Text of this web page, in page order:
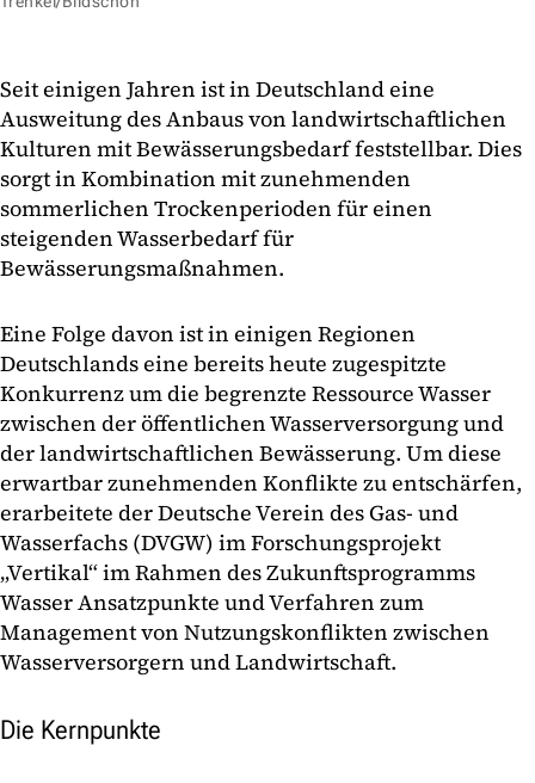
Seit einigen Jahren ist in Deutschland eine
Ausweitung des Anbaus von landwirtschaftlichen
Kulturen mit Bewässerungsbedarf feststellbar. Dies
sorgt in Kombination mit zunehmenden
sommerlichen Trockenperioden für einen
steigenden Wasserbedarf für
Bewässerungsmaßnahmen.
Eine Folge davon ist in einigen Regionen
Deutschlands eine bereits heute zugespitzte
Konkurrenz um die begrenzte Ressource Wasser
zwischen der öffentlichen Wasserversorgung und
der landwirtschaftlichen Bewässerung. Um diese
erwartbar zunehmenden Konflikte zu entschärfen,
erarbeitete der Deutsche Verein des Gas- und
Wasserfachs (DVGW) im Forschungsprojekt
„Vertikal“ im Rahmen des Zukunftsprogramms
Wasser Ansatzpunkte und Verfahren zum
Management von Nutzungskonflikten zwischen
Wasserversorgern und Landwirtschaft.
Die Kernpunkte